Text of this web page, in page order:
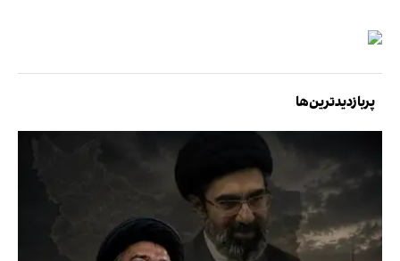
پربازدیدترین‌ها